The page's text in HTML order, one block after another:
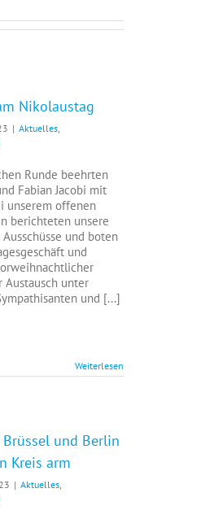
Nikolaustag
| Aktuelles,
Runde beehrten
Fabian Jacobi mit
unserem offenen
berichteten unsere
und boten
und
Austausch unter
und [...]
Weiterlesen
und Berlin
Kreis arm
| Aktuelles,